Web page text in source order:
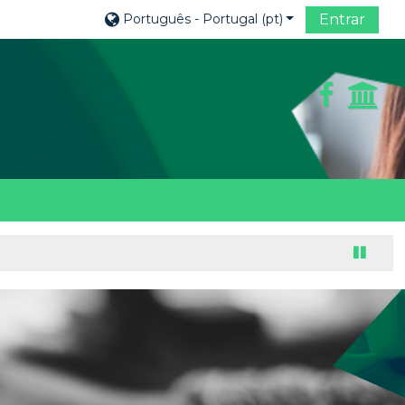
Português - Portugal ‎(pt)‎ Entrar